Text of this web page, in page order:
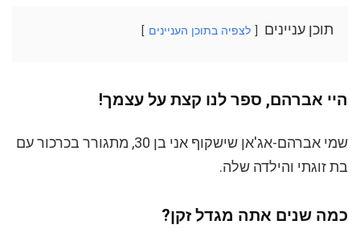
תוכן עניינים לצפיה בתוכן העניינים
היי אברהם, ספר לנו קצת על עצמך!
שמי אברהם-אג'אן שישקוף אני בן 30, מתגורר בכרכור עם
בת זוגתי והילדה שלה.
כמה שנים אתה מגדל זקן?